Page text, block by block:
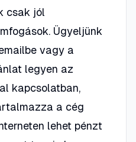
csak jól
Ügyeljünk
vagy a
legyen az
kapcsolatban,
a cég
lehet pénzt